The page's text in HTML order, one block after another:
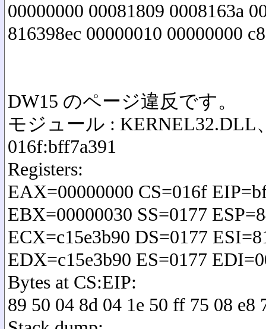
00000000 00081809 0008163a
816398ec 00000010 00000000
DW15 のページ違反です。
モジュール : KERNEL32.DLL
016f:bff7a391
Registers:
EAX=00000000 CS=016f
EBX=00000030 SS=0177
ECX=c15e3b90 DS=0177
EDX=c15e3b90 ES=0177
Bytes at CS:EIP:
89 50 04 8d 04 1e 50 ff 75 08